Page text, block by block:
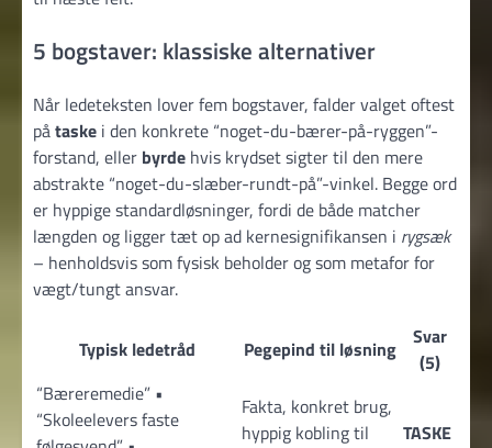
5 bogstaver: klassiske alternativer
Når ledeteksten lover fem bogstaver, falder valget oftest
påtaske i den konkrete “noget-du-bærer-på-ryggen”-
forstand, eller byrde hvis krydset sigter til den mere
abstrakte “noget-du-slæber-rundt-på”-vinkel. Begge ord
er hyppige standardløsninger, fordi de både matcher
længden og ligger tæt op ad kernesignifikansen i rygsæk
– henholdsvis som fysisk beholder og som metafor for
vægt/tungt ansvar.
Typisk ledetråd Pegepind til løsning
Svar
(5)
“Bæreremedie” •
“Skoleelevers faste
Fakta, konkret brug,
hyppig kobling til
TASKE